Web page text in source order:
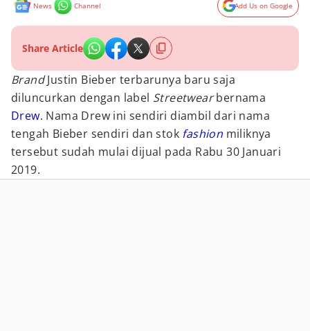
News Channel Add Us on Google
Share Article
BrandJustin Bieber terbarunya baru saja
diluncurkan dengan label Streetwearbernama
Drew. Nama Drew ini sendiri diambil dari nama
tengah Bieber sendiri dan stok fashion miliknya
tersebut sudah mulai dijual pada Rabu 30 Januari
2019.